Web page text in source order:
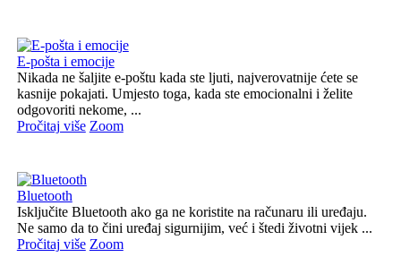
E-pošta i emocije
Nikada ne šaljite e-poštu kada ste ljuti, najverovatnije ćete se
kasnije pokajati. Umjesto toga, kada ste emocionalni i želite
odgovoriti nekome, ...
Pročitaj više Zoom
Bluetooth
Isključite Bluetooth ako ga ne koristite na računaru ili uređaju.
Ne samo da to čini uređaj sigurnijim, već i štedi životni vijek ...
Pročitaj više Zoom